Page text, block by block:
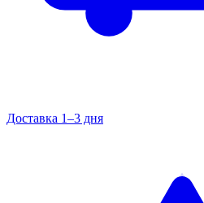
Доставка 1–3 дня